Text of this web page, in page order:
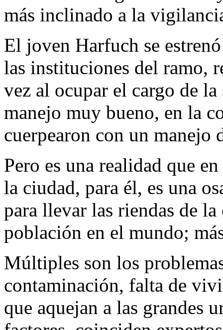
más inclinado a la
El joven Harfuch se
las instituciones del ramo,
vez al ocupar el cargo de
manejo muy bueno, en la
cuerpearon con un manejo
Pero es una realidad que
la ciudad, para él, es una
para llevar las riendas de
población en el mundo;
Múltiples son los
contaminación, falta de
que aquejan a las grandes